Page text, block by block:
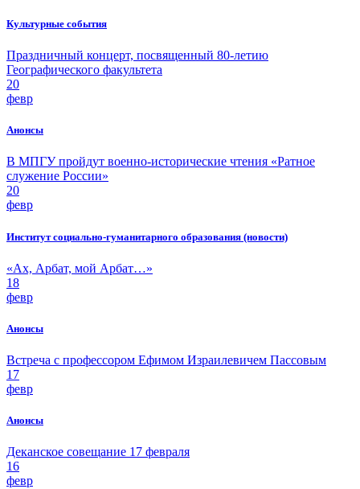
Культурные события
Праздничный концерт, посвященный 80-летию
Географического факультета
20
февр
Анонсы
В МПГУ пройдут военно-исторические чтения «Ратное
служение России»
20
февр
Институт социально-гуманитарного образования (новости)
«Ах, Арбат, мой Арбат…»
18
февр
Анонсы
Встреча с профессором Ефимом Израилевичем Пассовым
17
февр
Анонсы
Деканское совещание 17 февраля
16
февр